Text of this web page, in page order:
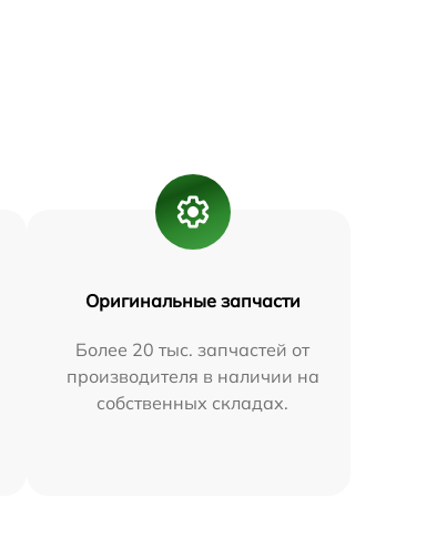
Оригинальные запчасти
Более 20 тыс. запчастей от
производителя в наличии на
собственных складах.